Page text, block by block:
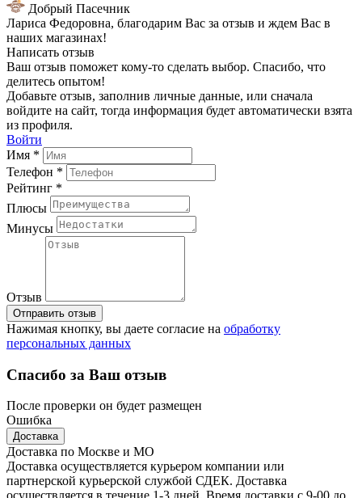
Добрый Пасечник
Лариса Федоровна, благодарим Вас за отзыв и ждем Вас в
наших магазинах!
Написать отзыв
Ваш отзыв поможет кому-то сделать выбор. Спасибо, что
делитесь опытом!
Добавьте отзыв, заполнив личные данные, или сначала
войдите на сайт, тогда информация будет автоматически взята
из профиля.
Войти
Имя *
Телефон *
Рейтинг *
Плюсы
Минусы
Отзыв
Отправить отзыв
Нажимая кнопку, вы даете согласие на обработку
персональных данных
Спасибо за Ваш отзыв
После проверки он будет размещен
Ошибка
Доставка
Доставка по Москве и МО
Доставка осуществляется курьером компании или
партнерской курьерской службой СДЕК. Доставка